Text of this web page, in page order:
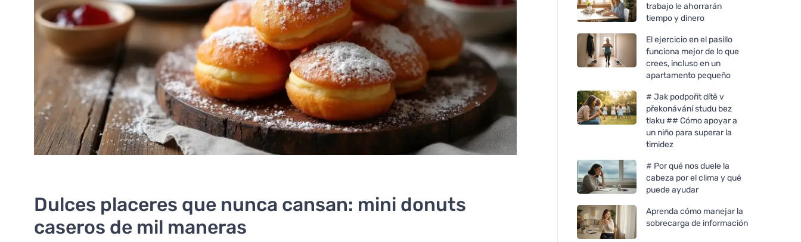
Dulces placeres que nunca cansan: mini donuts
caseros de mil maneras
trabajo le ahorrarán
tiempo y dinero
El ejercicio en el pasillo
funciona mejor de lo que
crees, incluso en un
apartamento pequeño
# Jak podpořit dítě v
překonávání studu bez
tlaku ## Cómo apoyar a
un niño para superar la
timidez
# Por qué nos duele la
cabeza por el clima y qué
puede ayudar
Aprenda cómo manejar la
sobrecarga de información